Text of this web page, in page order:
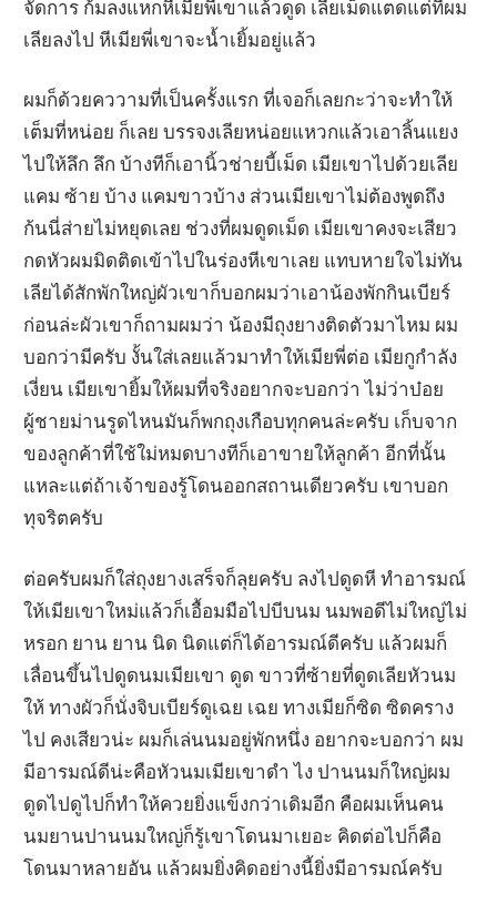
จัดการ ก้มลงแหกหีเมียพี่เขาแล้วดูด เลียเม็ดแตดแต่ที่ผม
เลียลงไป หีเมียพี่เขาจะน้ำเยิ้มอยู่แล้ว
ผมก็ด้วยคววามที่เป็นครั้งแรก ที่เจอก็เลยกะว่าจะทำให้
เต็มที่หน่อย ก็เลย บรรจงเลียหน่อยแหวกแล้วเอาลิ้นแยง
ไปให้ลึก ลึก บ้างทีก็เอานิ้วช่ายบี้เม็ด เมียเขาไปด้วยเลีย
แคม ซ้าย บ้าง แคมขาวบ้าง ส่วนเมียเขาไม่ต้องพูดถึง
ก้นนี่ส่ายไม่หยุดเลย ช่วงที่ผมดูดเม็ด เมียเขาคงจะเสียว
กดหัวผมมิดติดเข้าไปในร่องหีเขาเลย แทบหายใจไม่ทัน
เลียได้สักพักใหญ่ผัวเขาก็บอกผมว่าเอาน้องพักกินเบียร์
ก่อนล่ะผัวเขาก็ถามผมว่า น้องมีถุงยางติดตัวมาไหม ผม
บอกว่ามีครับ งั้นใส่เลยแล้วมาทำให้เมียพี่ต่อ เมียกูกำลัง
เงี่ยน เมียเขายิ้มให้ผมที่จริงอยากจะบอกว่า ไม่ว่าบ๋อย
ผู้ชายม่านรูดไหนมันก็พกถุงเกือบทุกคนล่ะครับ เก็บจาก
ของลูกค้าที่ใช้ใม่หมดบางทีก็เอาขายให้ลูกค้า อีกที่นั้น
แหละแต่ถ้าเจ้าของรู้โดนออกสถานเดียวครับ เขาบอก
ทุจริตครับ
ต่อครับผมก็ใส่ถุงยางเสร็จก็ลุยครับ ลงไปดูดหี ทำอารมณ์
ให้เมียเขาใหม่แล้วก็เอื้อมมือไปบีบนม นมพอดีไม่ใหญ่ไม่
หรอก ยาน ยาน นิด นิดแต่ก็ได้อารมณ์ดีครับ แล้วผมก็
เลื่อนขึ้นไปดูดนมเมียเขา ดูด ขาวที่ซ้ายที่ดูดเลียหัวนม
ให้ ทางผัวก็นั่งจิบเบียร์ดูเฉย เฉย ทางเมียก็ซิด ซิดคราง
ไป คงเสียวน่ะ ผมก็เล่นนมอยู่พักหนึ่ง อยากจะบอกว่า ผม
มีอารมณ์ดีน่ะคือหัวนมเมียเขาดำ ไง ปานนมก็ใหญ่ผม
ดูดไปดูไปก็ทำให้ควยยิ่งแข็งกว่าเดิมอีก คือผมเห็นคน
นมยานปานนมใหญ่ก็รู้เขาโดนมาเยอะ คิดต่อไปก็คือ
โดนมาหลายอัน แล้วผมยิ่งคิดอย่างนี้ยิ่งมีอารมณ์ครับ